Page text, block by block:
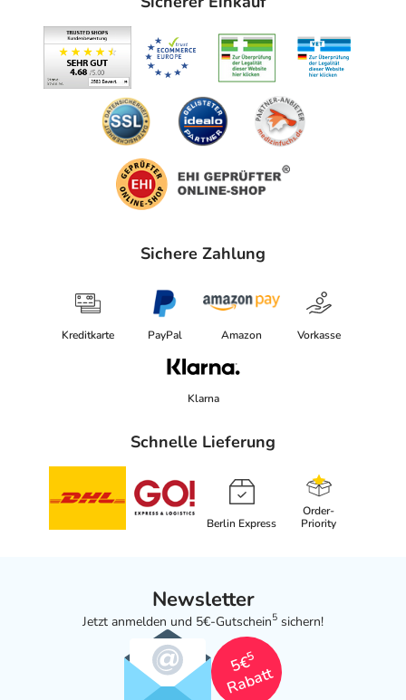
Haidachstr. 62
88079 Kressbronn
PDF des Beipackzettels
können Sie sich oben
herunterladen.
Sichere Zahlung
Kreditkarte PayPal Amazon Vorkasse
Klarna
Schnelle Lieferung
Berlin Express
Order-
Priority
Newsletter
Jetzt anmelden und 5€-Gutschein5 sichern!
5€
5
Rabatt